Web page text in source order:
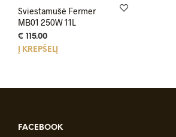
Sviestamušė Fermer
MB01 250W 11L
€ 115.00
Į KREPŠELĮ
FACEBOOK